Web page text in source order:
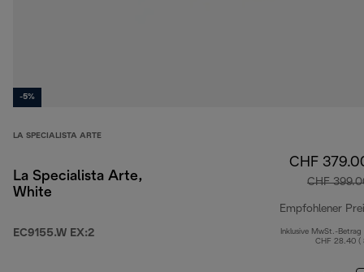
-5%
LA SPECIALISTA ARTE
La Specialista Arte,
White
EC9155.W EX:2
CHF
CHF
Empfohlener
Inklusive MwSt.-Betrag
CHF 28.40 (